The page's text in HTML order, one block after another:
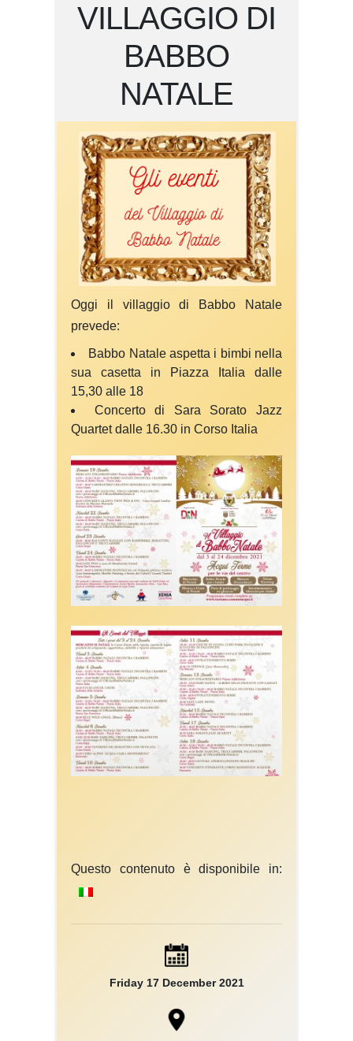
VILLAGGIO DI
BABBO
NATALE
Oggi il villaggio di Babbo Natale
prevede:
Babbo Natale aspetta i bimbi nella
sua casetta in Piazza Italia dalle
15,30 alle 18
Concerto di Sara Sorato Jazz
Quartet dalle 16.30 in Corso Italia
Questo contenuto è disponibile in:
Friday 17 December 2021